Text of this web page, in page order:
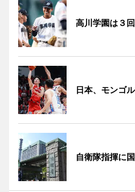
高川学園は３
日本、モンゴ
自衛隊指揮に